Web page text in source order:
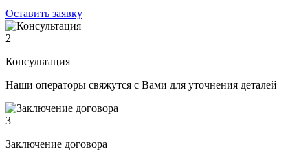
Оставить заявку
2
Консультация
Наши операторы свяжутся с Вами для уточнения деталей
3
Заключение договора